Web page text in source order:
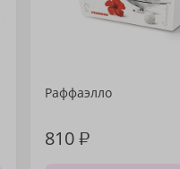
Раффаэлло
810₽